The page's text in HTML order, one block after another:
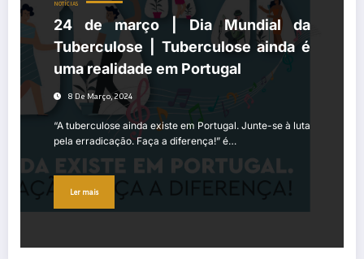
NOTÍCIAS
24 de março | Dia Mundial da
Tuberculose | Tuberculose ainda é
uma realidade em Portugal
8 De Março, 2024
“A tuberculose ainda existe em Portugal. Junte-se à luta
pela erradicação. Faça a diferença!” é…
Ler mais